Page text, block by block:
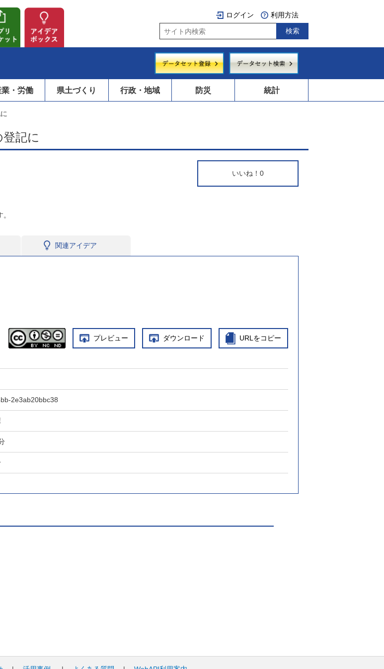
ログイン 利用方法
業・労働 県土づくり 行政・地域 防災 統計
記に
いいね！ 0
関連アイデア
プレビュー ダウンロード URLをコピー
2e3ab20bbc38